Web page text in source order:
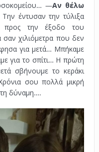
—Αν θέλω
έντυσαν την τύλιξα
την έξοδο του
χιλιόμετρα που δεν
για μετά… Μπήκαμε
για το σπίτι… Η πρώτη
σβήνουμε το κεράκι
σου πολλά μικρή
δύναμη….